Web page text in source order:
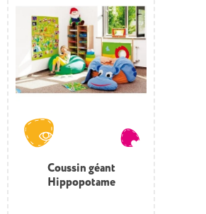
Coussin géant
Hippopotame